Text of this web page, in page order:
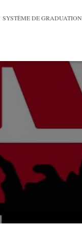
SYSTÈME DE GRADUATION